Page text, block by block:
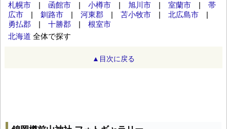
札幌市
函館市 小樽市 旭川市 室蘭市
帯
広市
釧路市 河東郡 苫小牧市 北広島市
勇払郡
十勝郡
根室市
北海道 全体で探す
▲目次に戻る